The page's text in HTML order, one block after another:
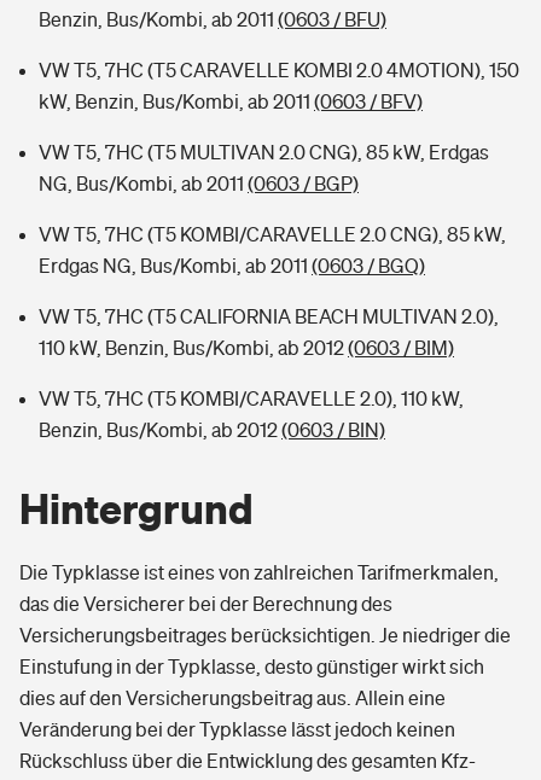
Benzin, Bus/Kombi, ab 2011 (0603 / BFU)
VW T5, 7HC (T5 CARAVELLE KOMBI 2.0 4MOTION), 150
kW, Benzin, Bus/Kombi, ab 2011 (0603 / BFV)
VW T5, 7HC (T5 MULTIVAN 2.0 CNG), 85 kW, Erdgas
NG, Bus/Kombi, ab 2011 (0603 / BGP)
VW T5, 7HC (T5 KOMBI/CARAVELLE 2.0 CNG), 85 kW,
Erdgas NG, Bus/Kombi, ab 2011 (0603 / BGQ)
VW T5, 7HC (T5 CALIFORNIA BEACH MULTIVAN 2.0),
110 kW, Benzin, Bus/Kombi, ab 2012(0603 / BIM)
VW T5, 7HC (T5 KOMBI/CARAVELLE 2.0), 110 kW,
Benzin, Bus/Kombi, ab 2012(0603 / BIN)
Hintergrund
Die Typklasse ist eines von zahlreichen Tarifmerkmalen,
das die Versicherer bei der Berechnung des
Versicherungsbeitrages berücksichtigen. Je niedriger die
Einstufung in der Typklasse, desto günstiger wirkt sich
dies auf den Versicherungsbeitrag aus. Allein eine
Veränderung bei der Typklasse lässt jedoch keinen
Rückschluss über die Entwicklung des gesamten Kfz-